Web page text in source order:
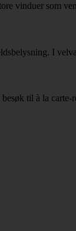
vinduer som
I
til à la